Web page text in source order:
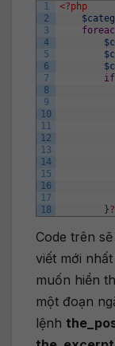
1
2
3
4
5
6
7
8
9
10
11
12
13
14
15
16
17
18
<?php
if
}
Code trên
viết mới
muốn hiển
một đoạn
lệnh